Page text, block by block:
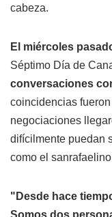
cabeza.
El miércoles
Séptimo Día de
conversaciones
coincidencias
negociaciones
difícilmente puedan
como el
"Desde hace
Somos dos